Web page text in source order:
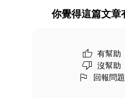
你覺得這篇文章
有幫助
沒幫助
回報問題